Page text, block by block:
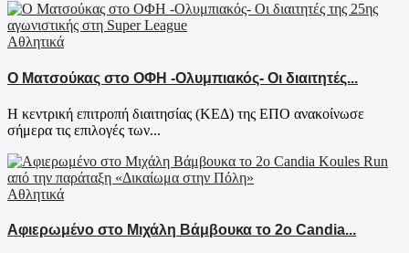
Αθλητικά
Ο Ματσούκας στο ΟΦΗ -Ολυμπιακός- Οι διαιτητές...
Η κεντρική επιτροπή διαιτησίας (ΚΕΔ) της ΕΠΟ ανακοίνωσε
σήμερα τις επιλογές των...
Αθλητικά
Αφιερωμένο στο Μιχάλη Βάμβουκα το 2ο Candia...